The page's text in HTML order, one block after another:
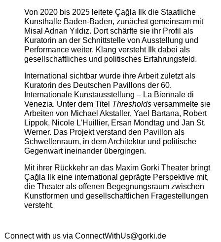
Von 2020 bis 2025 leitete Çağla Ilk die Staatliche
Kunsthalle Baden-Baden, zunächst gemeinsam mit
Misal Adnan Yıldız. Dort schärfte sie ihr Profil als
Kuratorin an der Schnittstelle von Ausstellung und
Performance weiter. Klang versteht Ilk dabei als
gesellschaftliches und politisches Erfahrungsfeld.
International sichtbar wurde ihre Arbeit zuletzt als
Kuratorin des Deutschen Pavillons der 60.
Internationale Kunstausstellung – La Biennale di
Venezia. Unter dem Titel Thresholdsversammelte sie
Arbeiten von Michael Akstaller, Yael Bartana, Robert
Lippok, Nicole L’Huillier, Ersan Mondtag und Jan St.
Werner. Das Projekt verstand den Pavillon als
Schwellenraum, in dem Architektur und politische
Gegenwart ineinander übergingen.
Mit ihrer Rückkehr an das Maxim Gorki Theater bringt
Çağla Ilk eine international geprägte Perspektive mit,
die Theater als offenen Begegnungsraum zwischen
Kunstformen und gesellschaftlichen Fragestellungen
versteht.
Connect with us via ConnectWithUs@gorki.de